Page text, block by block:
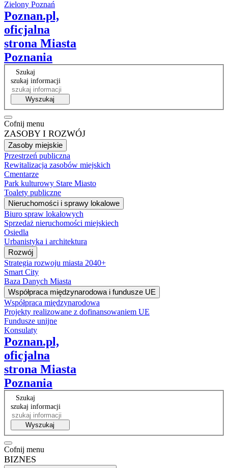
Zielony Poznań
Poznan.pl,
oficjalna
strona Miasta
Poznania
Szukaj
szukaj informacji
Wyszukaj
Cofnij menu
ZASOBY I ROZWÓJ
Zasoby miejskie
Przestrzeń publiczna
Rewitalizacja zasobów miejskich
Cmentarze
Park kulturowy Stare Miasto
Toalety publiczne
Nieruchomości i sprawy lokalowe
Biuro spraw lokalowych
Sprzedaż nieruchomości miejskiech
Osiedla
Urbanistyka i architektura
Rozwój
Strategia rozwoju miasta 2040+
Smart City
Baza Danych Miasta
Współpraca międzynarodowa i fundusze UE
Współpraca międzynarodowa
Projekty realizowane z dofinansowaniem UE
Fundusze unijne
Konsulaty
Poznan.pl,
oficjalna
strona Miasta
Poznania
Szukaj
szukaj informacji
Wyszukaj
Cofnij menu
BIZNES